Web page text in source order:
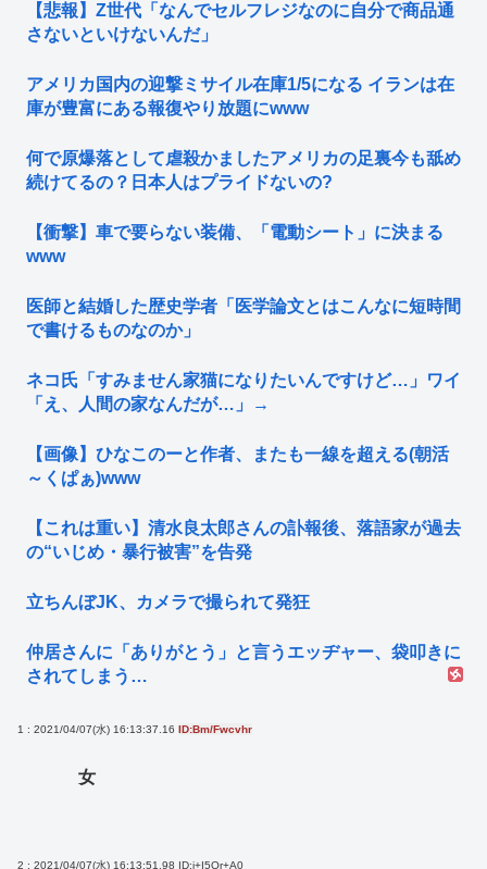
【悲報】Z世代「なんでセルフレジなのに自分で商品通
さないといけないんだ」
アメリカ国内の迎撃ミサイル在庫1/5になる イランは在
庫が豊富にある報復やり放題にwww
何で原爆落として虐殺かましたアメリカの足裏今も舐め
続けてるの？日本人はプライドないの?
【衝撃】車で要らない装備、「電動シート」に決まる
www
医師と結婚した歴史学者「医学論文とはこんなに短時間
で書けるものなのか」
ネコ氏「すみません家猫になりたいんですけど…」ワイ
「え、人間の家なんだが…」→
【画像】ひなこのーと作者、またも一線を超える(朝活
～くぱぁ)www
【これは重い】清水良太郎さんの訃報後、落語家が過去
の“いじめ・暴行被害”を告発
立ちんぼJK、カメラで撮られて発狂
仲居さんに「ありがとう」と言うエッヂャー、袋叩きに
されてしまう…
1 : 2021/04/07(水) 16:13:37.16 ID:Bm/Fwcvhr
女
2 : 2021/04/07(水) 16:13:51.98 ID:j+I5Or+A0